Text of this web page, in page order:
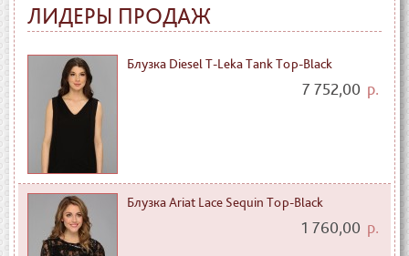
ЛИДЕРЫ ПРОДАЖ
Блузка Diesel T-Leka Tank Top-Black
7 752,00 р.
Блузка Ariat Lace Sequin Top-Black
1 760,00 р.